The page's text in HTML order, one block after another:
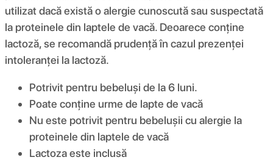
utilizat dacă există o alergie cunoscută sau suspectată
la proteinele din laptele de vacă. Deoarece conține
lactoză, se recomandă prudență în cazul prezenței
intoleranței la lactoză.
Potrivit pentru bebeluși de la 6 luni.
Poate conține urme de lapte de vacă
Nu este potrivit pentru bebelușii cu alergie la
proteinele din laptele de vacă
Lactoza este inclusă